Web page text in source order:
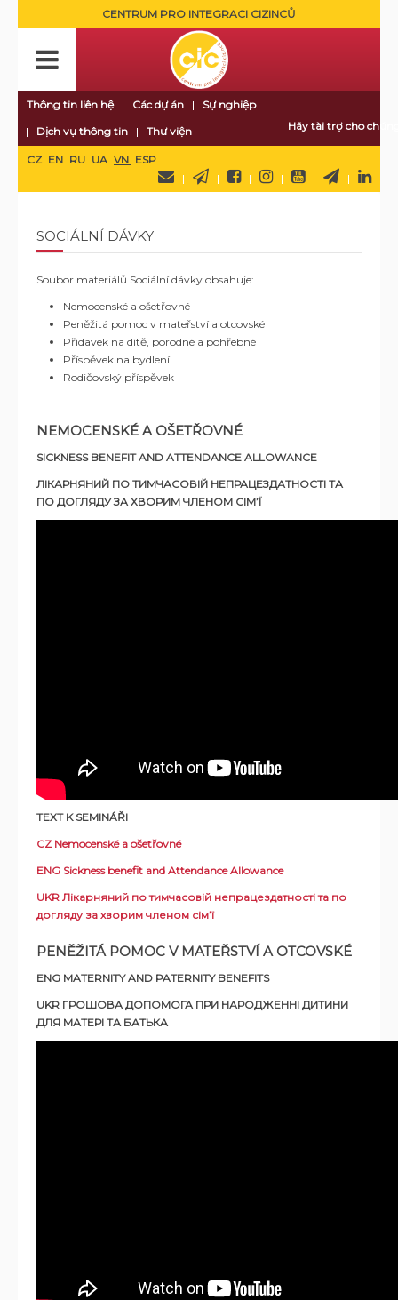
CENTRUM PRO INTEGRACI CIZINCŮ
Thông tin liên hệ Các dự án
Sự nghiệp
Dịch vụ thông tin
Thư viện Hãy tài trợ cho
CZ EN RU UA VN ESP
SOCIÁLNÍ DÁVKY
Soubor materiálů Sociální dávky obsahuje:
Nemocenské a ošetřovné
Peněžitá pomoc v mateřství a otcovské
Přídavek na dítě, porodné a pohřebné
Příspěvek na bydlení
Rodičovský příspěvek
NEMOCENSKÉ A OŠETŘOVNÉ
SICKNESS BENEFIT AND ATTENDANCE ALLOWANCE
ЛІКАРНЯНИЙ ПО ТИМЧАСОВІЙ НЕПРАЦЕЗДАТНОСТІ ТА
ПО ДОГЛЯДУ ЗА ХВОРИМ ЧЛЕНОМ СІМ’Ї
TEXT K SEMINÁŘI
CZ Nemocenské a ošetřovné
ENG Sickness benefit and Attendance Allowance
UKR Лікарняний по тимчасовій непрацездатності та по
догляду за хворим членом сім’ї
PENĚŽITÁ POMOC V MATEŘSTVÍ A OTCOVSKÉ
ENG MATERNITY AND PATERNITY BENEFITS
UKR ГРОШОВА ДОПОМОГА ПРИ НАРОДЖЕННІ ДИТИНИ
ДЛЯ МАТЕРІ ТА БАТЬКА